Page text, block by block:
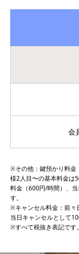
会
※その他：鍵預かり料金
様2人目〜の基本料金は
料金（600円/時間）、
す。
※キャンセル料金：前々
当日キャンセルとして
※すべて税抜き表記です。